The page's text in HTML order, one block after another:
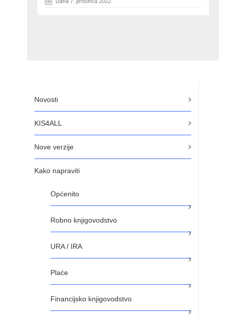
Novosti
KIS4ALL
Nove verzije
Kako napraviti
Općenito
Robno knjigovodstvo
URA / IRA
Plaće
Financijsko knjigovodstvo